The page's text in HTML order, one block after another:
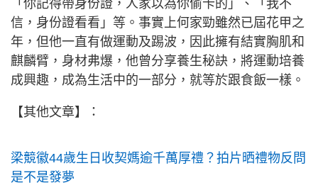
「你記得帶身份證，人家以為你偷卡的」、「我不
信，身份證看看」等。事實上何家勁雖然已屆花甲之
年，但他一直有做運動及踢波，因此擁有結實胸肌和
麒麟臂，身材弗爆，他曾分享養生秘訣，將運動培養
成興趣，成為生活中的一部分，就等於跟食飯一樣。
【其他文章】：
梁競徽44歲生日收契媽逾千萬厚禮？拍片晒禮物反問
是不是發夢